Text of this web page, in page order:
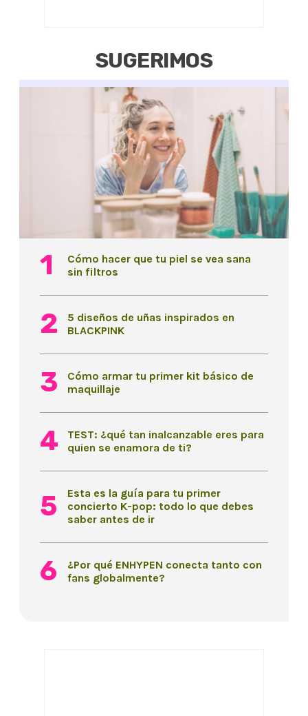
SUGERIMOS
Cómo hacer que tu piel se vea sana
sin filtros
5 diseños de uñas inspirados en
BLACKPINK
Cómo armar tu primer kit básico de
maquillaje
TEST: ¿qué tan inalcanzable eres para
quien se enamora de ti?
Esta es la guía para tu primer
concierto K-pop: todo lo que debes
saber antes de ir
¿Por qué ENHYPEN conecta tanto con
fans globalmente?